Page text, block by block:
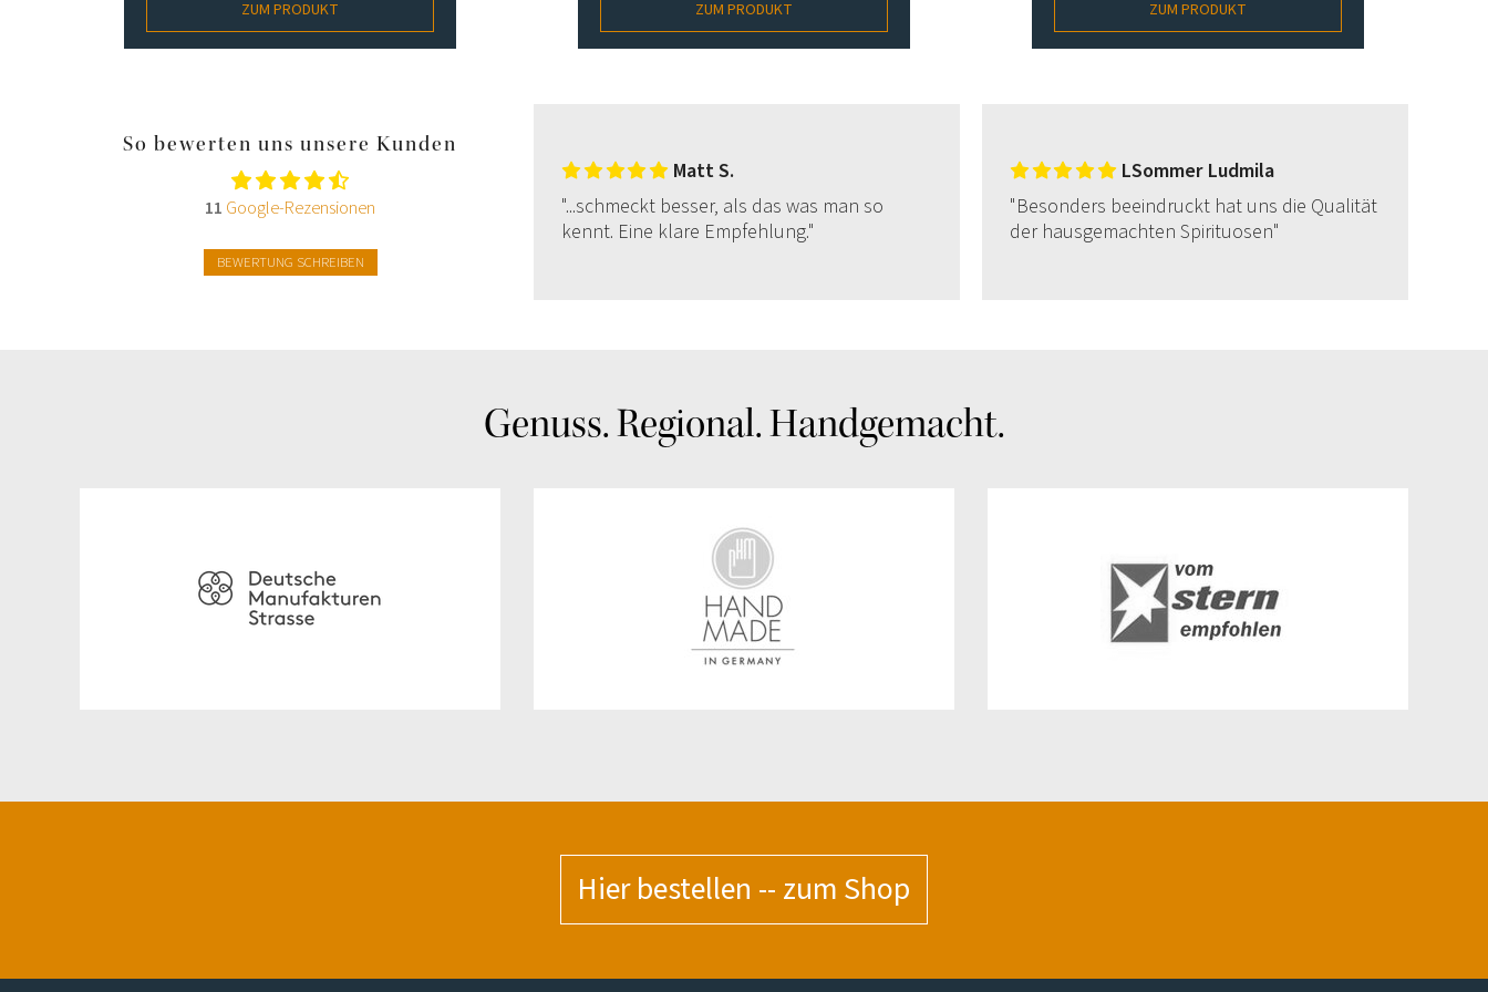
ZUM PRODUKT ZUM PRODUKT ZUM PRODUKT
So bewerten uns unsere Kunden
11 Google-Rezensionen
BEWERTUNG SCHREIBEN
Matt S.
"...schmeckt besser, als das was man so
kennt. Eine klare Empfehlung."
LSommer Ludmila
"Besonders beeindruckt hat uns die Qualität
der hausgemachten Spirituosen"
Genuss. Regional. Handgemacht.
Hier bestellen -- zum Shop